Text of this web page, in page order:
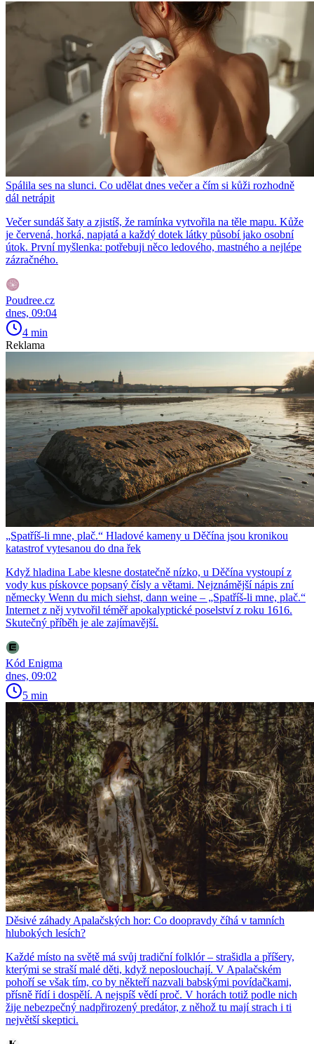
Spálila ses na slunci. Co udělat dnes večer a čím si kůži rozhodně
dál netrápit
Večer sundáš šaty a zjistíš, že ramínka vytvořila na těle mapu. Kůže
je červená, horká, napjatá a každý dotek látky působí jako osobní
útok. První myšlenka: potřebuji něco ledového, mastného a nejlépe
zázračného.
Poudree.cz
dnes, 09:04
4 min
Reklama
„Spatříš-li mne, plač.“ Hladové kameny u Děčína jsou kronikou
katastrof vytesanou do dna řek
Když hladina Labe klesne dostatečně nízko, u Děčína vystoupí z
vody kus pískovce popsaný čísly a větami. Nejznámější nápis zní
německy Wenn du mich siehst, dann weine – „Spatříš-li mne, plač.“
Internet z něj vytvořil téměř apokalyptické poselství z roku 1616.
Skutečný příběh je ale zajímavější.
Kód Enigma
dnes, 09:02
5 min
Děsivé záhady Apalačských hor: Co doopravdy číhá v tamních
hlubokých lesích?
Každé místo na světě má svůj tradiční folklór – strašidla a příšery,
kterými se straší malé děti, když neposlouchají. V Apalačském
pohoří se však tím, co by někteří nazvali babskými povídačkami,
přísně řídí i dospělí. A nejspíš vědí proč. V horách totiž podle nich
žije nebezpečný nadpřirozený predátor, z něhož tu mají strach i ti
největší skeptici.